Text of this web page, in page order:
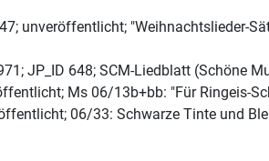
unveröffentlicht; "Weihnachtslieder-
JP_ID 648; SCM-Liedblatt (Schöne
Ms 06/13b+bb: "Für Ringeis-
06/33: Schwarze Tinte und